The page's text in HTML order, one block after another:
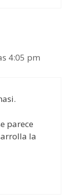
4:05 pm
parece
la